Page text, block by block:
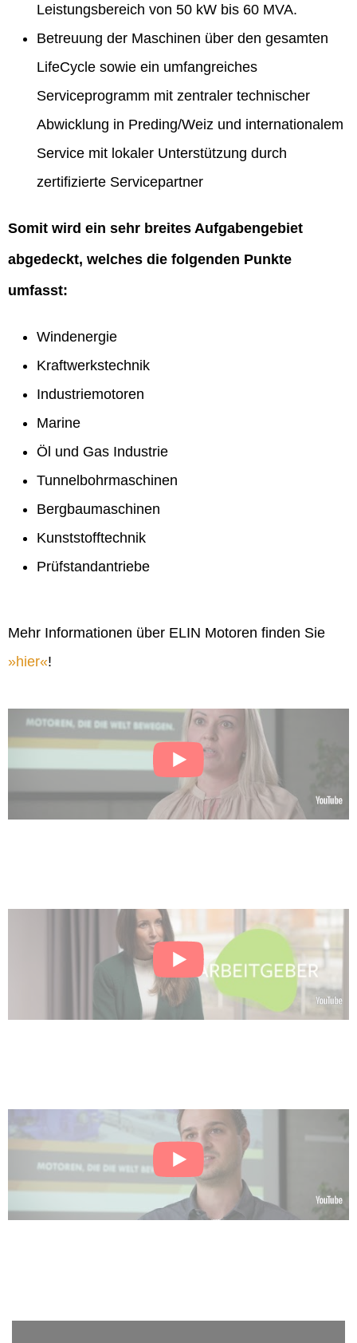
Leistungsbereich von 50 kW bis 60 MVA.
Betreuung der Maschinen über den gesamten
LifeCycle sowie ein umfangreiches
Serviceprogramm mit zentraler technischer
Abwicklung in Preding/Weiz und internationalem
Service mit lokaler Unterstützung durch
zertifizierte Servicepartner
Somit wird ein sehr breites Aufgabengebiet
abgedeckt, welches die folgenden Punkte
umfasst:
Windenergie
Kraftwerkstechnik
Industriemotoren
Marine
Öl und Gas Industrie
Tunnelbohrmaschinen
Bergbaumaschinen
Kunststofftechnik
Prüfstandantriebe
Mehr Informationen über ELIN Motoren finden Sie
hier !